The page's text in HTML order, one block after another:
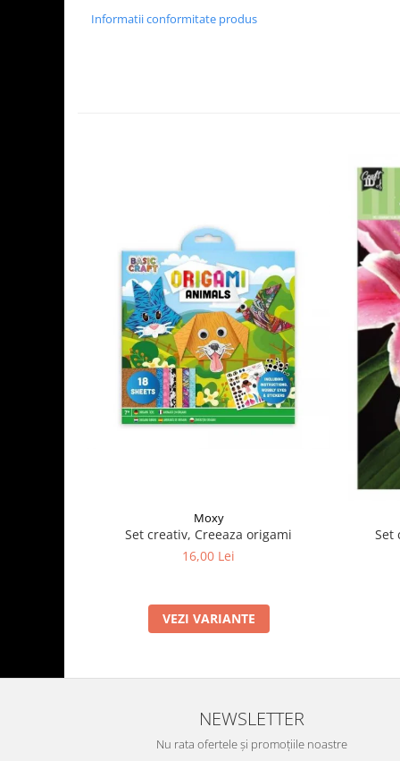
Informatii conformitate produs
Moxy
Set creativ, Creeaza origami
16,00 Lei
VEZI VARIANTE
Set
NEWSLETTER
Nu rata ofertele și promoțiile noastre